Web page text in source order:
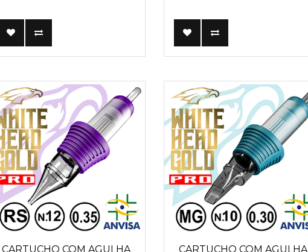
CARTUCHO COM AGULHA CARTUCHO COM AGULHA